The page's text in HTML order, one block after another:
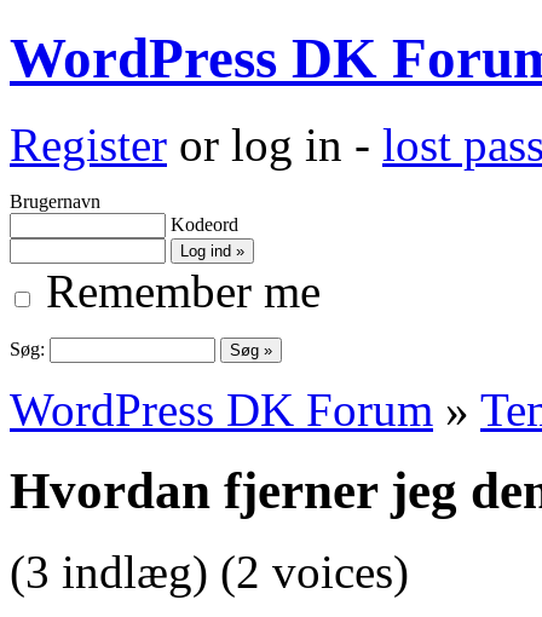
WordPress DK
Register or log in - lost
Brugernavn
Kodeord
Remember me
Søg:
WordPress DK Forum »
Hvordan fjerner jeg
(3 indlæg) (2 voices)